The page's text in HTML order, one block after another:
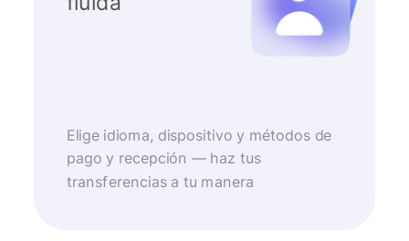
Elige idioma, dispositivo y métodos de
pago y recepción — haz tus
transferencias a tu manera